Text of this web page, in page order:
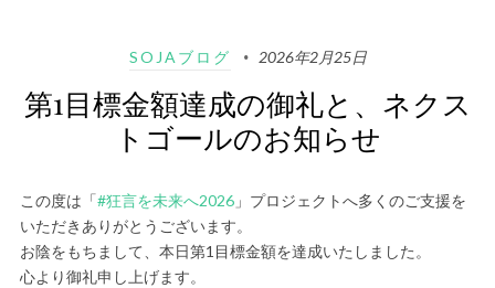
SOJAブログ 2026年2月25日
第1目標金額達成の御礼と、ネクス
トゴールのお知らせ
この度は「#狂言を未来へ2026」プロジェクトへ多くのご支援を
いただきありがとうございます。
お陰をもちまして、本日第1目標金額を達成いたしました。
心より御礼申し上げます。